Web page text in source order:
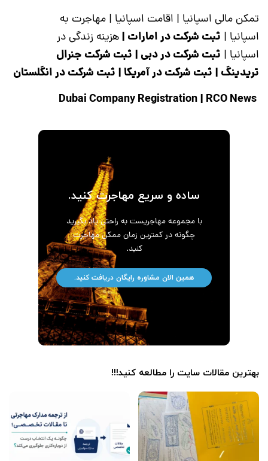
تمکن مالی اسپانیا | اقامت اسپانیا | مهاجرت به
اسپانیا | ثبت شرکت در امارات |هزینه زندگی در
اسپانیا | ثبت شرکت در دبی | ثبت شرکت جنرال
تریدینگ | ثبت شرکت در آمریکا | ثبت شرکت در انگلستان
| RCO News
ساده و سریع مهاجرت کنید.
با مجموعه مهاجریست به راحتی یاد بگیرید
چگونه در کمترین زمان ممکن مهاجرت
کنید.
همین الان مشاوره رایگان دریافت کنید.
بهترین مقالات سایت را مطالعه کنید!!!